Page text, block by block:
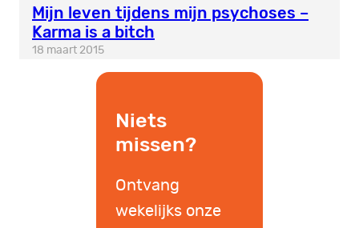
Mijn leven tijdens mijn psychoses –
Karma is a bitch
18 maart 2015
Niets
missen?
Ontvang
wekelijks onze